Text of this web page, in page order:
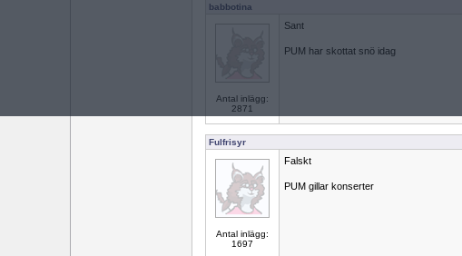
babbotina
Antal inlägg:
2871
Sant
PUM har skottat snö idag
Fulfrisyr
Antal inlägg:
1697
Falskt
PUM gillar konserter